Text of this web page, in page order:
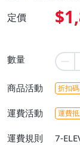
定價
數量
商品活動 折扣碼
運費活動 運費
運費規則
7-